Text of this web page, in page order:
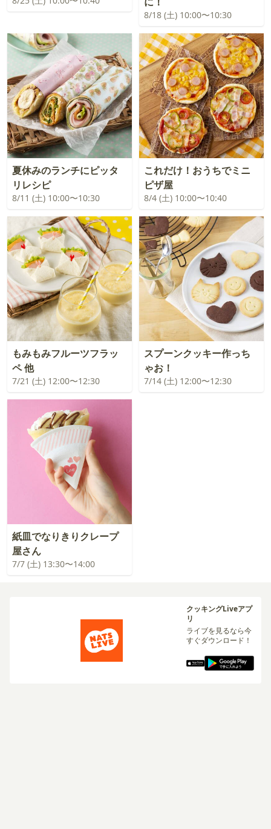
8/18 (土) 10:00〜10:30
夏休みのランチにピッタ
リレシピ
8/11 (土) 10:00〜10:30
これだけ！おうちでミニ
ピザ屋
8/4 (土) 10:00〜10:40
もみもみフルーツフラッ
ペ 他
7/21 (土) 12:00〜12:30
スプーンクッキー作っち
ゃお！
7/14 (土) 12:00〜12:30
紙皿でなりきりクレープ
屋さん
7/7 (土) 13:30〜14:00
クッキングLiveアプ
リ
ライブを見るなら今
すぐダウンロード！